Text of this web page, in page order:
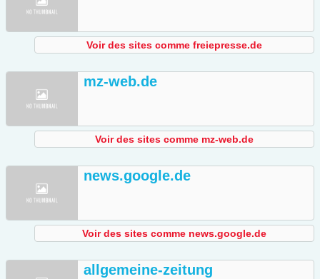
Voir des sites comme freiepresse.de
mz-web.de
Voir des sites comme mz-web.de
news.google.de
Voir des sites comme news.google.de
allgemeine-zeitung